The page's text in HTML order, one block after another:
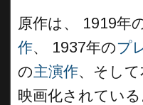
原作は、 1919年
作、 1937年のプ
の主演作、そし
映画化されている